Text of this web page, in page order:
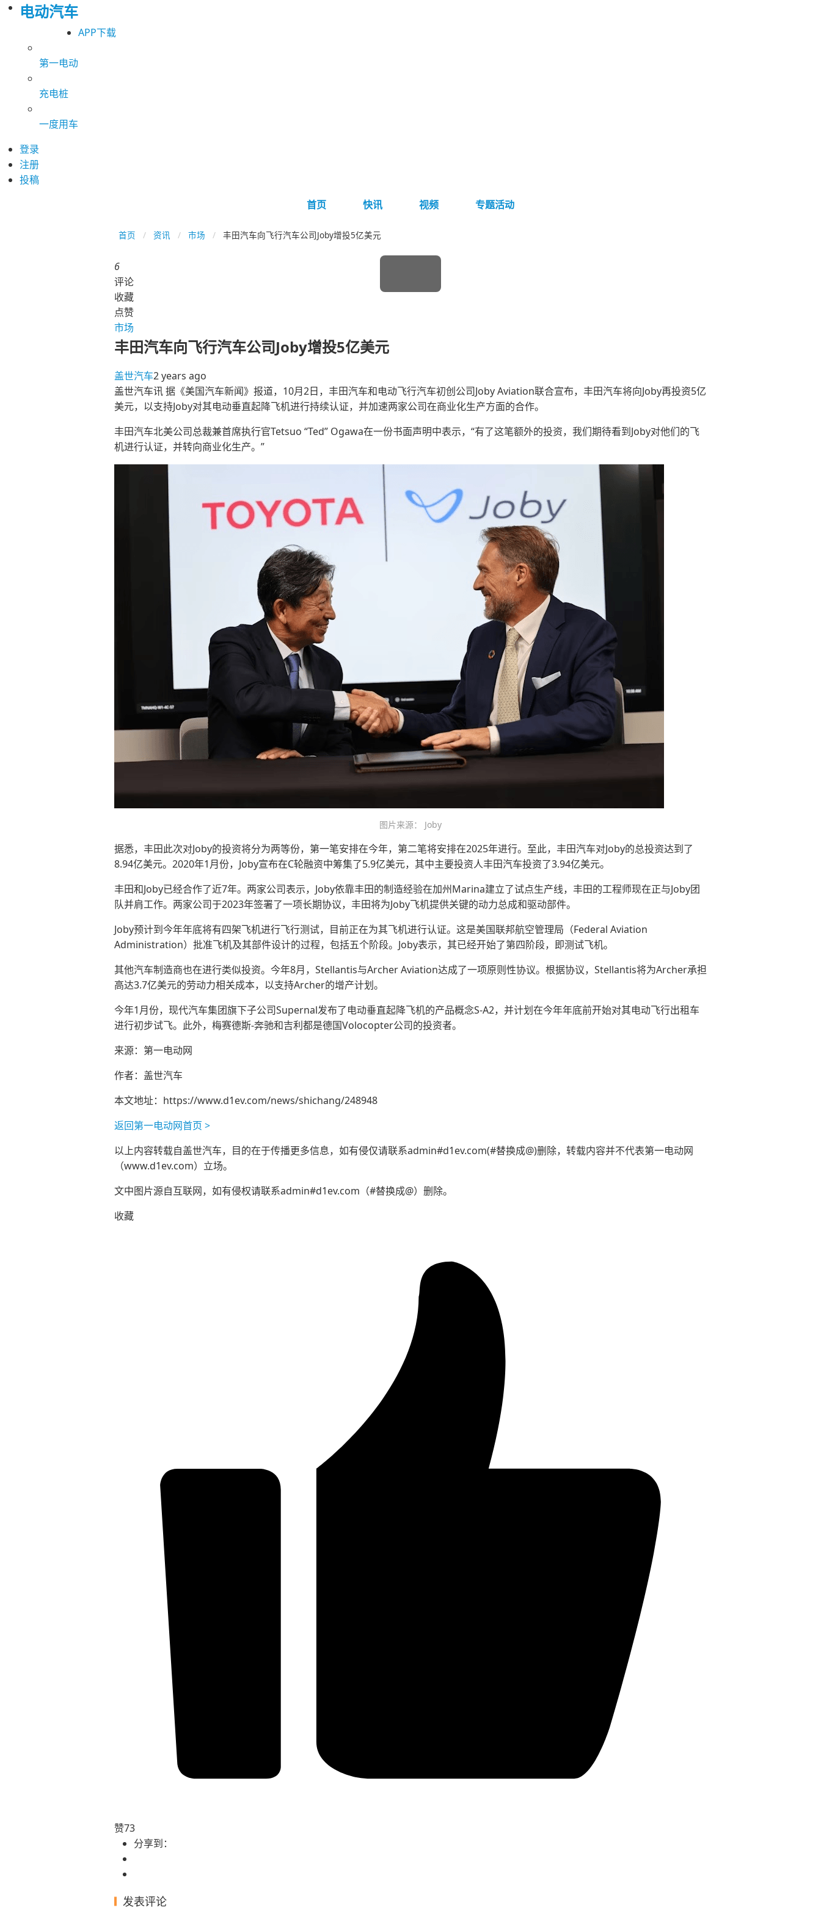
电动汽车
APP下载
第一电动
充电桩
一度用车
登录
注册
投稿
首页
快讯 视频 专题活动
首页 资讯 市场 丰田汽车向飞行汽车公司Joby增投5亿美元
6
评论
收藏
点赞
市场
丰田汽车向飞行汽车公司Joby增投5亿美元
盖世汽车2 years ago
盖世汽车讯 据《美国汽车新闻》报道，10月2日，丰田汽车和电动飞行汽车初创公司Joby Aviation联合宣布，丰田汽车将向Joby再投资5亿
美元，以支持Joby对其电动垂直起降飞机进行持续认证，并加速两家公司在商业化生产方面的合作。
丰田汽车北美公司总裁兼首席执行官Tetsuo “Ted” Ogawa在一份书面声明中表示，“有了这笔额外的投资，我们期待看到Joby对他们的飞
机进行认证，并转向商业化生产。”
图片来源： Joby
据悉，丰田此次对Joby的投资将分为两等份，第一笔安排在今年，第二笔将安排在2025年进行。至此，丰田汽车对Joby的总投资达到了
8.94亿美元。2020年1月份，Joby宣布在C轮融资中筹集了5.9亿美元，其中主要投资人丰田汽车投资了3.94亿美元。
丰田和Joby已经合作了近7年。两家公司表示，Joby依靠丰田的制造经验在加州Marina建立了试点生产线，丰田的工程师现在正与Joby团
队并肩工作。两家公司于2023年签署了一项长期协议，丰田将为Joby飞机提供关键的动力总成和驱动部件。
Joby预计到今年年底将有四架飞机进行飞行测试，目前正在为其飞机进行认证。这是美国联邦航空管理局（Federal Aviation
Administration）批准飞机及其部件设计的过程，包括五个阶段。Joby表示，其已经开始了第四阶段，即测试飞机。
其他汽车制造商也在进行类似投资。今年8月，Stellantis与Archer Aviation达成了一项原则性协议。根据协议，Stellantis将为Archer承担
高达3.7亿美元的劳动力相关成本，以支持Archer的增产计划。
今年1月份，现代汽车集团旗下子公司Supernal发布了电动垂直起降飞机的产品概念S-A2，并计划在今年年底前开始对其电动飞行出租车
进行初步试飞。此外，梅赛德斯-奔驰和吉利都是德国Volocopter公司的投资者。
来源：第一电动网
作者：盖世汽车
本文地址： https://www.d1ev.com/news/shichang/248948
返回第一电动网首页 >
以上内容转载自盖世汽车，目的在于传播更多信息，如有侵仅请联系admin#d1ev.com(#替换成@)删除，转载内容并不代表第一电动网
（www.d1ev.com）立场。
文中图片源自互联网，如有侵权请联系admin#d1ev.com（#替换成@）删除。
收藏
赞73
分享到：
发表评论